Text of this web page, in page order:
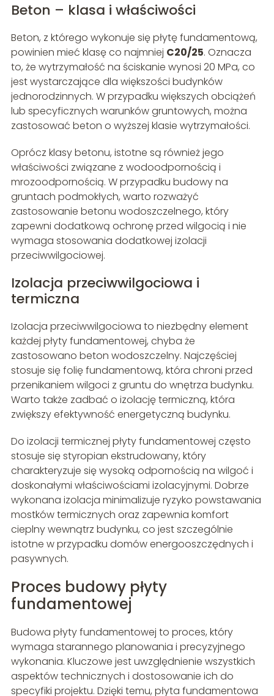
Beton – klasa i właściwości
Beton, z którego wykonuje się płytę fundamentową,
powinien mieć klasę co najmniej C20/25. Oznacza
to, że wytrzymałość na ściskanie wynosi 20 MPa, co
jest wystarczające dla większości budynków
jednorodzinnych. W przypadku większych obciążeń
lub specyficznych warunków gruntowych, można
zastosować beton o wyższej klasie wytrzymałości.
Oprócz klasy betonu, istotne są również jego
właściwości związane z wodoodpornością i
mrozoodpornością. W przypadku budowy na
gruntach podmokłych, warto rozważyć
zastosowanie betonu wodoszczelnego, który
zapewni dodatkową ochronę przed wilgocią i nie
wymaga stosowania dodatkowej izolacji
przeciwwilgociowej.
Izolacja przeciwwilgociowa i
termiczna
Izolacja przeciwwilgociowa to niezbędny element
każdej płyty fundamentowej, chyba że
zastosowano beton wodoszczelny. Najczęściej
stosuje się folię fundamentową, która chroni przed
przenikaniem wilgoci z gruntu do wnętrza budynku.
Warto także zadbać o izolację termiczną, która
zwiększy efektywność energetyczną budynku.
Do izolacji termicznej płyty fundamentowej często
stosuje się styropian ekstrudowany, który
charakteryzuje się wysoką odpornością na wilgoć i
doskonałymi właściwościami izolacyjnymi. Dobrze
wykonana izolacja minimalizuje ryzyko powstawania
mostków termicznych oraz zapewnia komfort
cieplny wewnątrz budynku, co jest szczególnie
istotne w przypadku domów energooszczędnych i
pasywnych.
Proces budowy płyty
fundamentowej
Budowa płyty fundamentowej to proces, który
wymaga starannego planowania i precyzyjnego
wykonania. Kluczowe jest uwzględnienie wszystkich
aspektów technicznych i dostosowanie ich do
specyfiki projektu. Dzięki temu, płyta fundamentowa